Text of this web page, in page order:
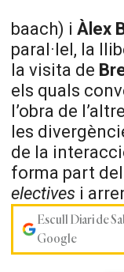
baach) iÀlex
paral·lel, la
la visita de
els quals
l’obra de
les
de la
forma part
electives i
Escull Diari de
Google